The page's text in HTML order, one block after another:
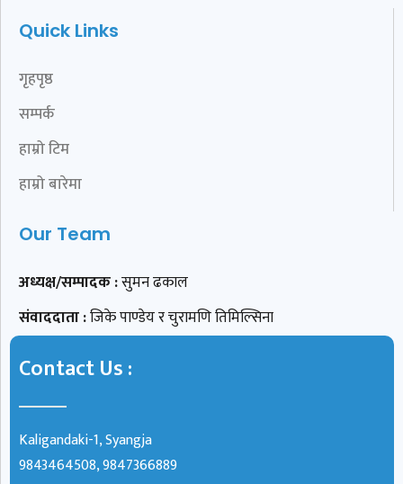
Quick Links
गृहपृष्ठ
सम्पर्क
हाम्रो टिम
हाम्रो बारेमा
Our Team
अध्यक्ष/सम्पादक :सुमन ढकाल
संवाददाता :जिके पाण्डेय र चुरामणि तिमिल्सिना
Contact Us :
Kaligandaki-1, Syangja
9843464508, 9847366889